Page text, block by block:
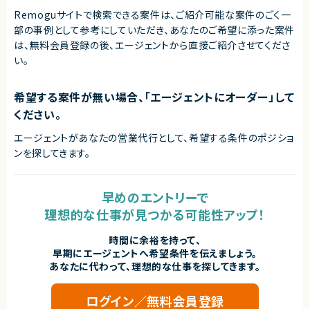
Remoguサイトで検索できる案件は、ご紹介可能な案件のごく一
部の事例として参考にしていただき、 あなたのご希望に添った案件
は、無料会員登録の後、エージェントから直接ご紹介させてくださ
い。
希望する案件が無い場合、「エージェントにオーダー」して
ください。
エージェントがあなたの営業代行として、希望する条件のポジショ
ンを探してきます。
早めのエントリーで
理想的な仕事が見つかる可能性アップ！
時間に余裕を持って、
早期にエージェントへ希望条件を伝えましょう。
あなたに代わって、理想的な仕事を探してきます。
ログイン／無料会員登録